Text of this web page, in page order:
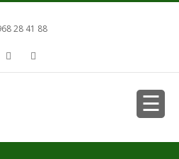
28 41 88